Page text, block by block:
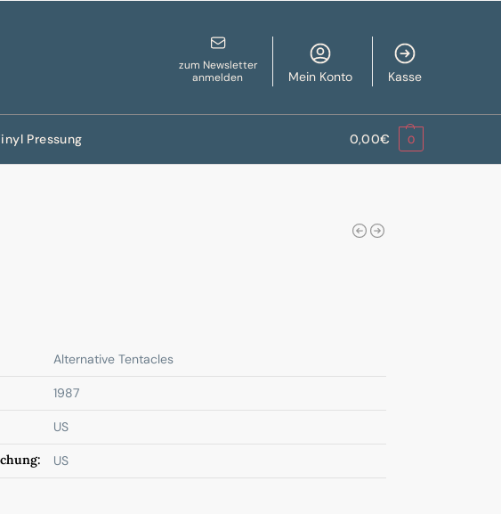
zum Newsletter
anmelden
Mein Konto Kasse
Pressung 0,00€ 0
Alternative Tentacles
1987
US
US